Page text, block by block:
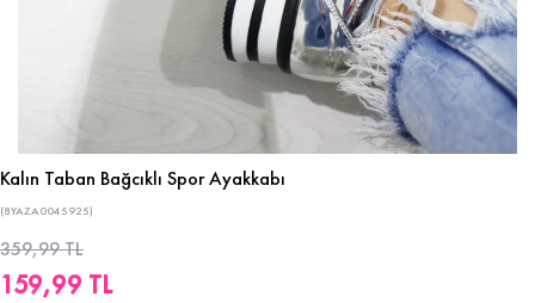
Kalın Taban Bağcıklı Spor Ayakkabı
(8YAZA0045925)
359,99 TL
159,99 TL